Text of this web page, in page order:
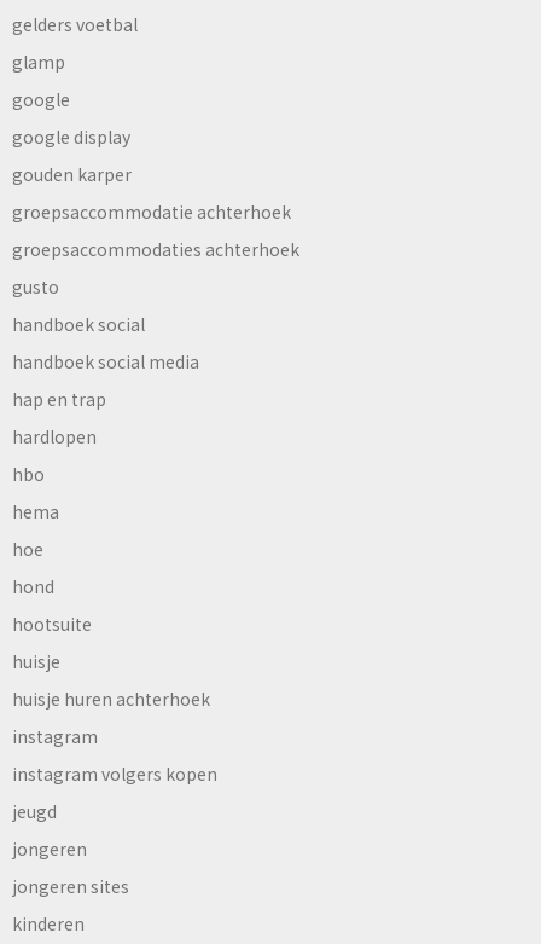
gelders voetbal
glamp
google
google display
gouden karper
groepsaccommodatie achterhoek
groepsaccommodaties achterhoek
gusto
handboek social
handboek social media
hap en trap
hardlopen
hbo
hema
hoe
hond
hootsuite
huisje
huisje huren achterhoek
instagram
instagram volgers kopen
jeugd
jongeren
jongeren sites
kinderen